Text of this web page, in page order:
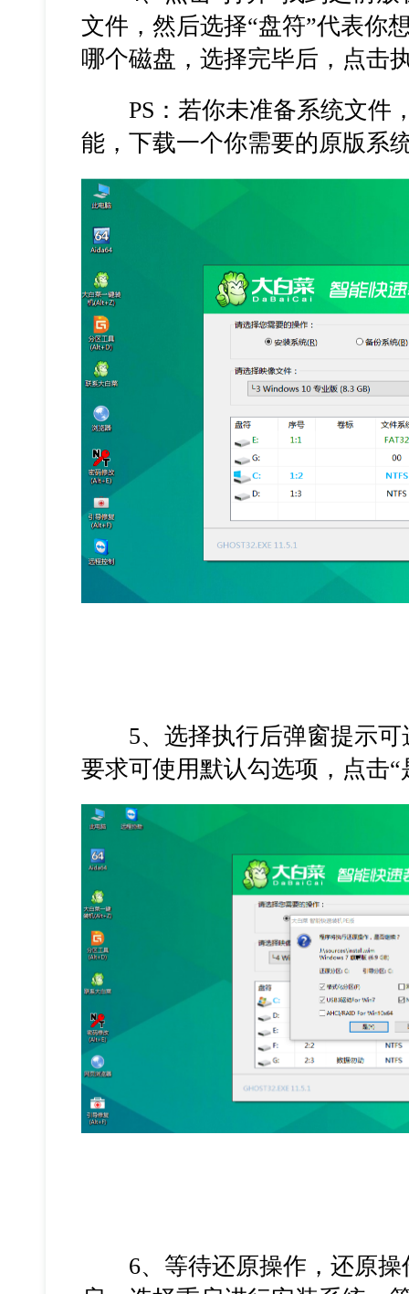
文件，然后选择“盘符”代表你
哪个磁盘，选择完毕后，点击
PS：若你未准备系统文件
能，下载一个你需要的原版系
5、选择执行后弹窗提示可
要求可使用默认勾选项，点击“
6、等待还原操作，还原操